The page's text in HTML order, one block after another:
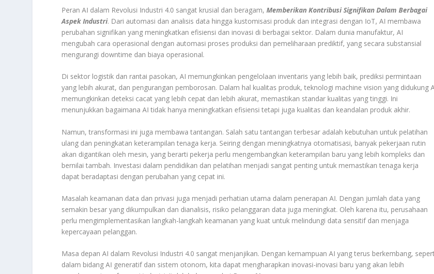
Peran AI dalam Revolusi Industri 4.0 sangat krusial dan beragam,Memberikan Kontribusi Signifikan Dalam Berbagai
Aspek Industri. Dari automasi dan analisis data hingga kustomisasi produk dan integrasi dengan IoT, AI membawa
perubahan signifikan yang meningkatkan efisiensi dan inovasi di berbagai sektor. Dalam dunia manufaktur, AI
mengubah cara operasional dengan automasi proses produksi dan pemeliharaan prediktif, yang secara substansial
mengurangi downtime dan biaya operasional.
Di sektor logistik dan rantai pasokan, AI memungkinkan pengelolaan inventaris yang lebih baik, prediksi permintaan
yang lebih akurat, dan pengurangan pemborosan. Dalam hal kualitas produk, teknologi machine vision yang didukung
memungkinkan deteksi cacat yang lebih cepat dan lebih akurat, memastikan standar kualitas yang tinggi. Ini
menunjukkan bagaimana AI tidak hanya meningkatkan efisiensi tetapi juga kualitas dan keandalan produk akhir.
Namun, transformasi ini juga membawa tantangan. Salah satu tantangan terbesar adalah kebutuhan untuk pelatihan
ulang dan peningkatan keterampilan tenaga kerja. Seiring dengan meningkatnya otomatisasi, banyak pekerjaan rutin
akan digantikan oleh mesin, yang berarti pekerja perlu mengembangkan keterampilan baru yang lebih kompleks dan
bernilai tambah. Investasi dalam pendidikan dan pelatihan menjadi sangat penting untuk memastikan tenaga kerja
dapat beradaptasi dengan perubahan yang cepat ini.
Masalah keamanan data dan privasi juga menjadi perhatian utama dalam penerapan AI. Dengan jumlah data yang
semakin besar yang dikumpulkan dan dianalisis, risiko pelanggaran data juga meningkat. Oleh karena itu, perusahaan
perlu mengimplementasikan langkah-langkah keamanan yang kuat untuk melindungi data sensitif dan menjaga
kepercayaan pelanggan.
Masa depan AI dalam Revolusi Industri 4.0 sangat menjanjikan. Dengan kemampuan AI yang terus berkembang,
dalam bidang AI generatif dan sistem otonom, kita dapat mengharapkan inovasi-inovasi baru yang akan lebih